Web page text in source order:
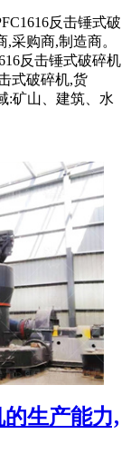
反击锤式破
采购商,制造商。
反击锤式破碎机
式破碎机,货
:矿山、建筑、水
生产能力,